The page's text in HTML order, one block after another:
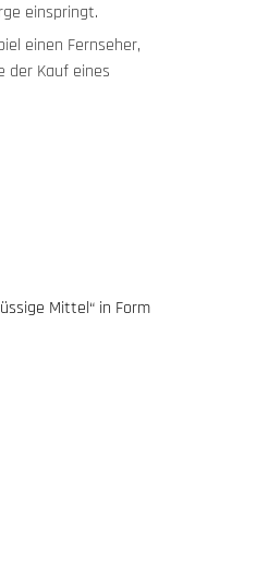
einspringt.
einen Fernseher,
der Kauf eines
Mittel“ in Form